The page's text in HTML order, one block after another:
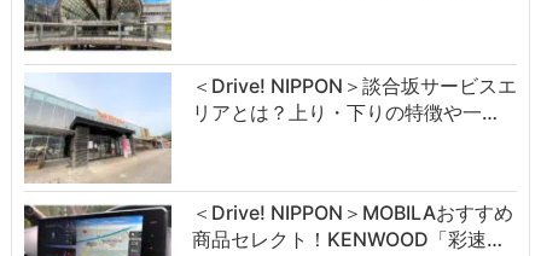
＜Drive! NIPPON＞談合坂サービスエ
リアとは？上り・下りの特徴や一…
＜Drive! NIPPON＞MOBILAおすすめ
商品セレクト！KENWOOD「彩速…